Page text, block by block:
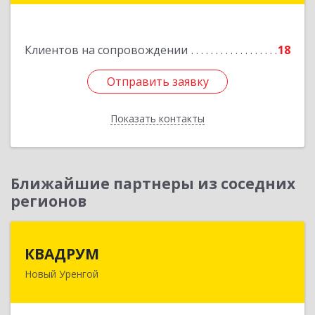
Клиентов на сопровождении 18
Отправить заявку
Показать контакты
Отправить заявку
Назад
Ближайшие партнеры из соседних
регионов
КВАДРУМ
Новый Уренгой
629309, Ямало-Ненецкий АО, Новый Уренгой г,